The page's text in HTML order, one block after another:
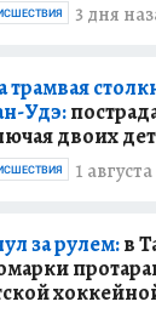
3 дня
трамвая
Удэ:
двоих
1 августа
за рулем:в